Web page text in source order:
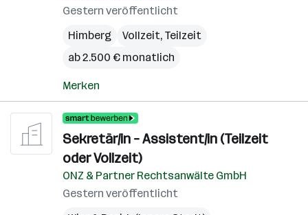
Gestern veröffentlicht
Himberg
Vollzeit, Teilzeit
ab 2.500 € monatlich
Merken
Sekretär/in – Assistent/in (Teilzeit
oder Vollzeit)
ONZ & Partner Rechtsanwälte GmbH
Gestern veröffentlicht